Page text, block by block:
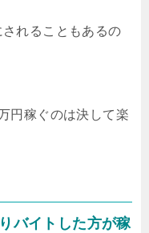
れることもあるの
円稼ぐのは決して楽
バイトした方が稼